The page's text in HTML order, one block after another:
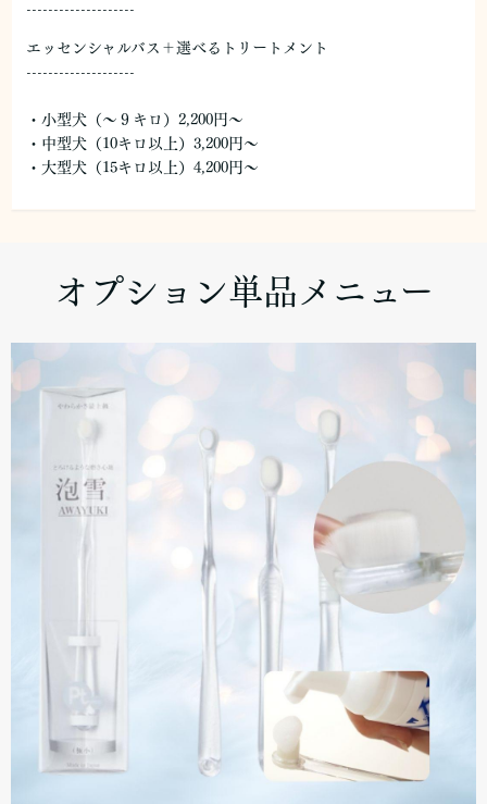
--------------------
エッセンシャルバス＋選べるトリートメント
--------------------
・小型犬（～９キロ）2,200円～
・中型犬（10キロ以上）3,200円～
・大型犬（15キロ以上）4,200円～
オプション単品メニュー